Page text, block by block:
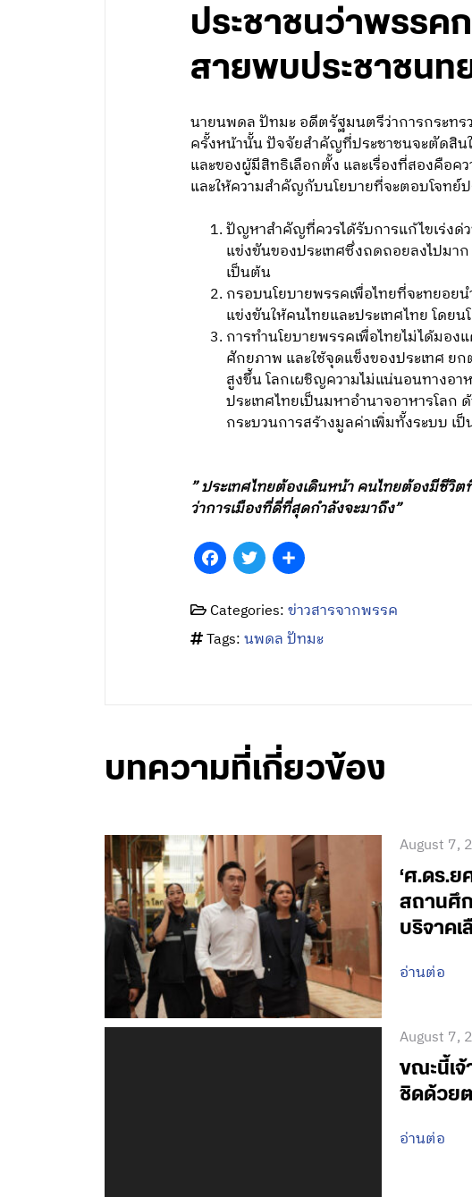
ประชาชนว่าพรรค
สายพบประชาชนท
นายนพดล ปัทมะ อดีตรัฐมนตรีว่าการกระทร
ครั้งหน้านั้น ปัจจัยสำคัญที่ประชาชนจะตัดสิน
และของผู้มีสิทธิเลือกตั้ง และเรื่องที่สองคือค
และให้ความสำคัญกับนโยบายที่จะตอบโจทย์
ปัญหาสำคัญที่ควรได้รับการแก้ไขเร่งด่
แข่งขันของประเทศซึ่งถดถอยลงไปมาก
เป็นต้น
กรอบนโยบายพรรคเพื่อไทยที่จะทยอยน
แข่งขันให้คนไทยและประเทศไทย โดย
การทำนโยบายพรรคเพื่อไทยไม่ได้มอ
ศักยภาพ และใช้จุดแข็งของประเทศ ยก
สูงขึ้น โลกเผชิญความไม่แน่นอนทางอา
ประเทศไทยเป็นมหาอำนาจอาหารโล
กระบวนการสร้างมูลค่าเพิ่มทั้งระบบ เ
” ประเทศไทยต้องเดินหน้า คนไทยต้องมีชีวิต
ว่าการเมืองที่ดี่ที่สุดกำลังจะมาถึง”
Facebook
TwitterShare
Categories:ข่าวสารจากพรรค
Tags:นพดล ปัทมะ
บทความที่เกี่ยวข้อง
August 7,
‘ศ.ดร.
สถานศึก
บริจาค
อ่านต่อ
August 7,
ขณะนี้เ
ชิดด้วย
อ่านต่อ